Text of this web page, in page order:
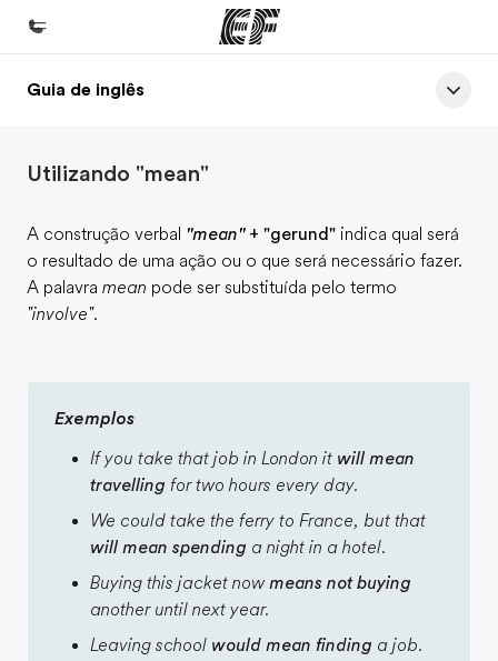
Início
Programas
Escritórios
Encontre um escritório
Carreiras
Junte-se a nós
Guia de inglês
Utilizando "mean"
A construção verbal "mean"+ "gerund" indica qual será
o resultado de uma ação ou o que será necessário fazer.
A palavra mean pode ser substituída pelo termo
"involve".
Exemplos
If you take that job in London it will mean
travelling for two hours every day.
We could take the ferry to France, but that
will mean spending a night in a hotel.
Buying this jacket nowmeans not buying
another until next year.
Leaving school would mean finding a job.